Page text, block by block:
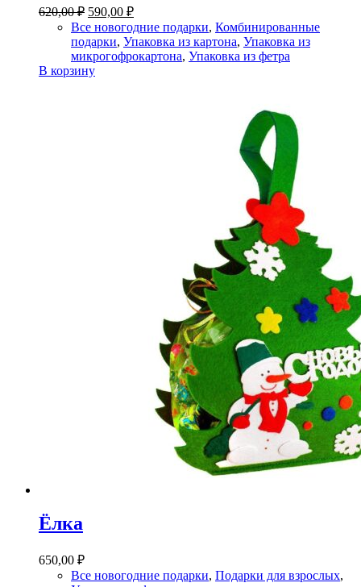
620,00₽ Первоначальная
цена
составляла
620,00 ₽.
590,00 ₽Текущая
цена:
590,00 ₽.
Все новогодние подарки, Комбинированные
подарки, Упаковка из картона, Упаковка из
микрогофрокартона, Упаковка из фетра
В корзину
Ёлка
650,00 ₽
Все новогодние подарки, Подарки для взрослых,